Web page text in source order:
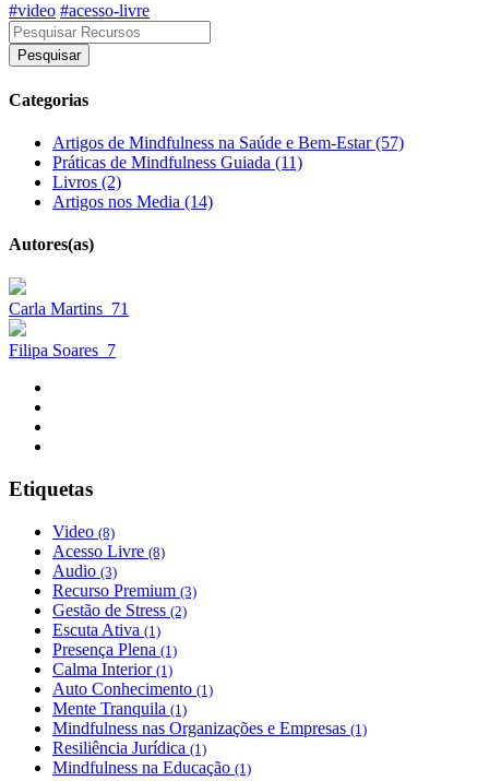
#video #acesso-livre
Pesquisar
Categorias
Artigos de Mindfulness na Saúde e Bem-Estar (57)
Práticas de Mindfulness Guiada (11)
Livros (2)
Artigos nos Media (14)
Autores(as)
Carla Martins 71
Filipa Soares 7
Etiquetas
Video (8)
Acesso Livre (8)
Audio (3)
Recurso Premium (3)
Gestão de Stress (2)
Escuta Ativa (1)
Presença Plena (1)
Calma Interior (1)
Auto Conhecimento (1)
Mente Tranquila (1)
Mindfulness nas Organizações e Empresas (1)
Resiliência Jurídica (1)
Mindfulness na Educação (1)